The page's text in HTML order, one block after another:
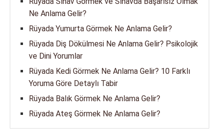
Ne Anlama Gelir?
Rüyada Yumurta Görmek Ne Anlama Gelir?
Rüyada Diş Dökülmesi Ne Anlama Gelir? Psikolojik
ve Dini Yorumlar
Rüyada Kedi Görmek Ne Anlama Gelir? 10 Farklı
Yoruma Göre Detaylı Tabir
Rüyada Balık Görmek Ne Anlama Gelir?
Rüyada Ateş Görmek Ne Anlama Gelir?